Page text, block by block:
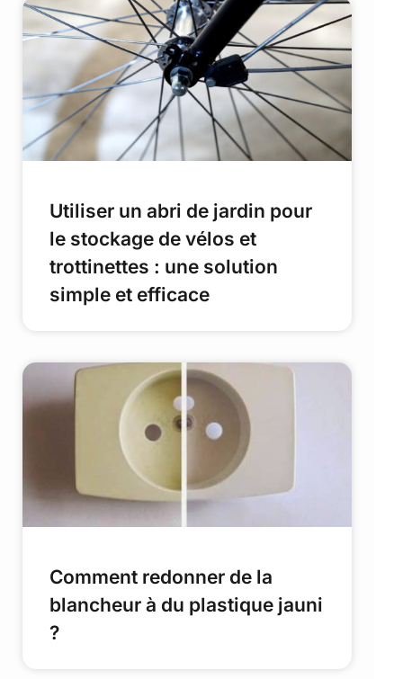
Utiliser un abri de jardin pour
le stockage de vélos et
trottinettes : une solution
simple et efficace
Comment redonner de la
blancheur à du plastique jauni
?